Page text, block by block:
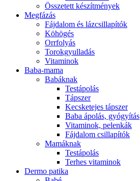
Összetett készítmények
Megfázás
Fájdalom és lázcsillapítók
Köhögés
Orrfolyás
Torokgyulladás
Vitaminok
Baba-mama
Babáknak
Testápolás
Tápszer
Kecsketejes tápszer
Baba ápolás, gyógyítás
Vitaminok, pelenkák
Fájdalom csillapítók
Mamáknak
Testápolás
Terhes vitaminok
Dermo patika